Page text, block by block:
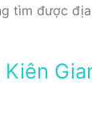
tìm được